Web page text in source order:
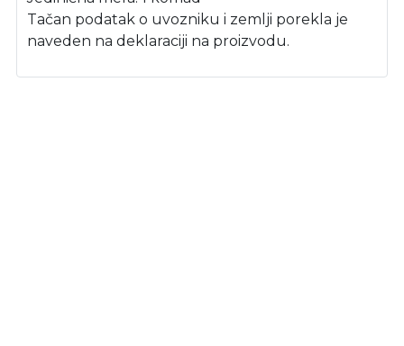
Tačan podatak o uvozniku i zemlji porekla je
naveden na deklaraciji na proizvodu.